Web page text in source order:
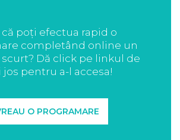
că poți efectua rapid o
completând online un
Dă click pe linkul de
jos pentru a-l accesa!
O PROGRAMARE